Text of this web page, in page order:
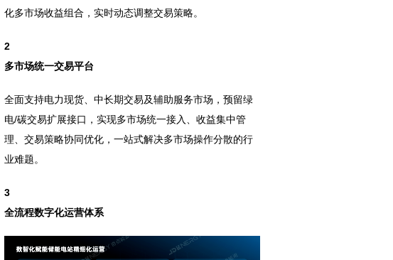
化多市场收益组合，实时动态调整交易策略。
2
多市场统一交易平台
全面支持电力现货、中长期交易及辅助服务市场，预留绿
电/碳交易扩展接口，实现多市场统一接入、收益集中管
理、交易策略协同优化，一站式解决多市场操作分散的行
业难题。
3
全流程数字化运营体系